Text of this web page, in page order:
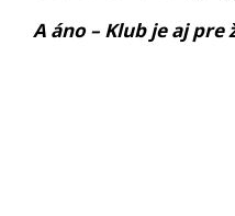
A áno – Klub je aj